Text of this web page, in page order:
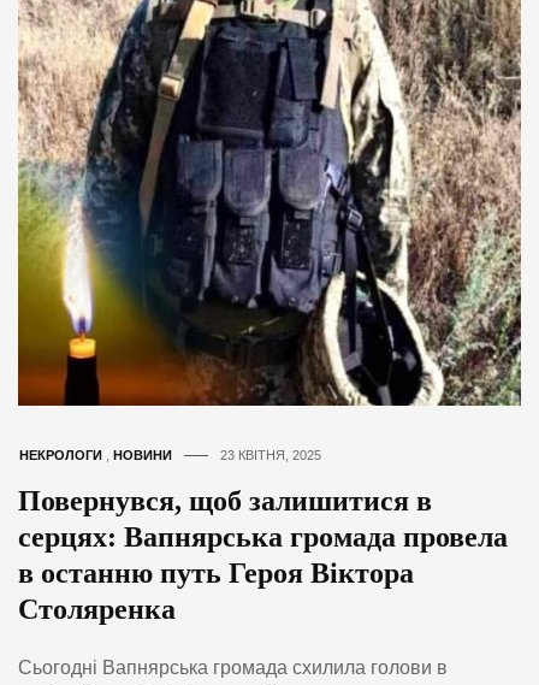
НЕКРОЛОГИ НОВИНИ 23 КВІТНЯ, 2025
Повернувся, щоб залишитися в
серцях: Вапнярська громада провела
в останню путь Героя Віктора
Столяренка
Сьогодні Вапнярська громада схилила голови в